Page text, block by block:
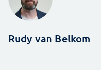
Rudy van Belkom